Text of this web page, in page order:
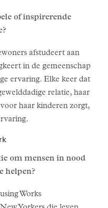
of inspirerende
afstudeert aan
in de gemeenschap
ervaring. Elke keer dat
relatie, haar
haar kinderen zorgt,
om mensen in nood
helpen?
Works